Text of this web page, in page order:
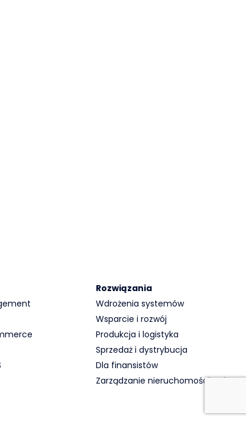
Rozwiązania
Wdrożenia systemów
Wsparcie i rozwój
Produkcja i logistyka
Sprzedaż i dystrybucja
Dla finansistów
Zarządzanie nieruchomościami